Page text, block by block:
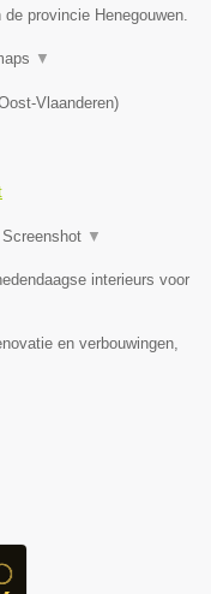
provincie Henegouwen.
▼
Vlaanderen)
Screenshot ▼
interieurs voor
en verbouwingen,